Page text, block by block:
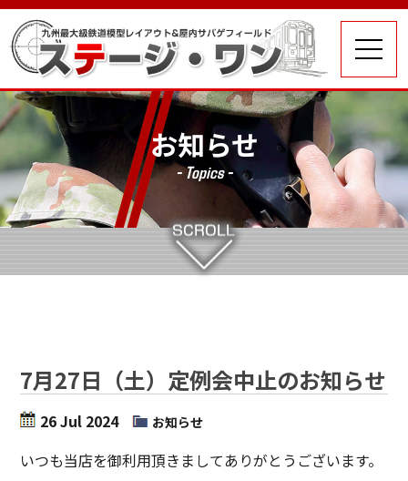
お知らせ
- Topics -
7月27日（土）定例会中止のお知らせ
26 Jul 2024 お知らせ
いつも当店を御利用頂きましてありがとうございます。